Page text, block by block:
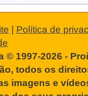
| Política de
© 1997-2026 -
todos os
imagens e